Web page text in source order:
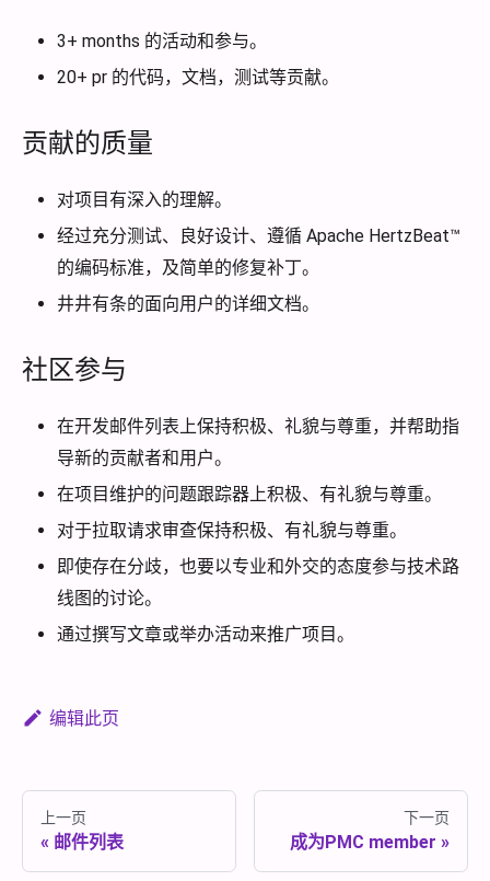
3+ months 的活动和参与。
20+ pr 的代码，文档，测试等贡献。
贡献的质量
对项目有深入的理解。
经过充分测试、良好设计、遵循 Apache HertzBeat™
的编码标准，及简单的修复补丁。
井井有条的面向用户的详细文档。
社区参与
在开发邮件列表上保持积极、礼貌与尊重，并帮助指
导新的贡献者和用户。
在项目维护的问题跟踪器上积极、有礼貌与尊重。
对于拉取请求审查保持积极、有礼貌与尊重。
即使存在分歧，也要以专业和外交的态度参与技术路
线图的讨论。
通过撰写文章或举办活动来推广项目。
编辑此页
上一页
邮件列表
下一页
成为PMC member